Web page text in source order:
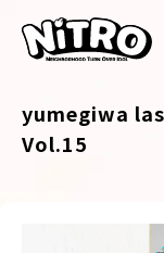
yumegiwa
Vol.15